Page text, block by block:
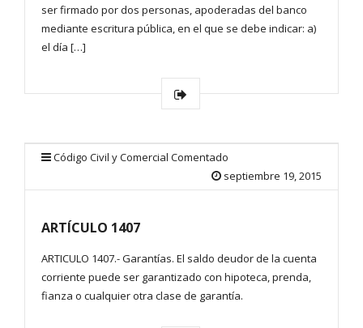
ser firmado por dos personas, apoderadas del banco
mediante escritura pública, en el que se debe indicar: a)
el día […]
Código Civil y Comercial Comentado
septiembre 19, 2015
ARTÍCULO 1407
ARTICULO 1407.- Garantías. El saldo deudor de la cuenta
corriente puede ser garantizado con hipoteca, prenda,
fianza o cualquier otra clase de garantía.